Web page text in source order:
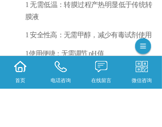
1无需低温：转膜过程产热明显低于传统转
膜液
1安全性高：无需甲醇，减少有毒试剂使用
1使用便捷：无需调节pH 值
1 适用性广： 适合手工配制的
Tris-Gly 和 He
pes 等缓冲系统的 SDS-PAG
凝胶的转
首页 电话咨询 在线留言 微信咨询